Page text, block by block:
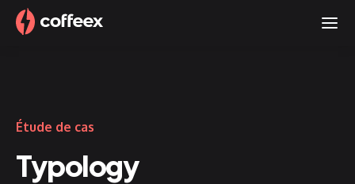
Étude de cas
Typology